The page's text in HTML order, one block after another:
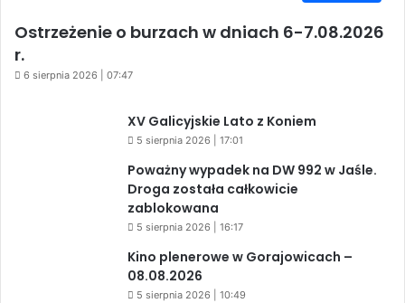
Ostrzeżenie o burzach w dniach 6-7.08.2026
r.
6 sierpnia 2026 | 07:47
XV Galicyjskie Lato z Koniem
5 sierpnia 2026 | 17:01
Poważny wypadek na DW 992 w Jaśle.
Droga została całkowicie
zablokowana
5 sierpnia 2026 | 16:17
Kino plenerowe w Gorajowicach –
08.08.2026
5 sierpnia 2026 | 10:49